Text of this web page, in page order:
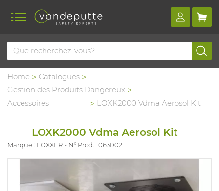
Home
Catalogues
Gestion des Produits Dangereux
Accessoires__________
LOXK2000 Vdma Aerosol Kit
LOXK2000 Vdma Aerosol Kit
Marque : LOXXER N° Prod. 1063002